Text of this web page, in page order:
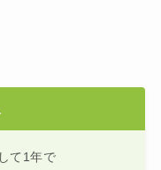
て1年で